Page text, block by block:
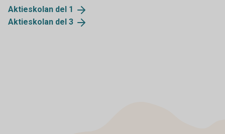
Aktieskolan del 1
Aktieskolan del 3